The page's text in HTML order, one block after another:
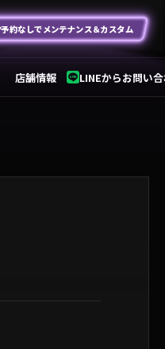
予約なしでメンテナンス＆カスタム
店舗情報 LINEからお問い